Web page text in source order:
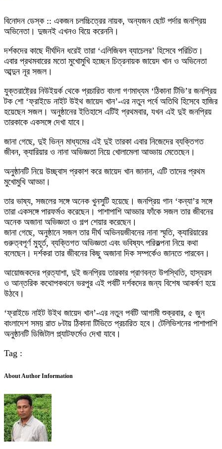
বিনোদন ডেস্ক :: একজন চলচ্চিত্রের নায়ক, অন্যজন ছোট পর্দার জনপ্রিয়
অভিনেতা। দুজনই এখনও বিয়ে করেননি।
দর্শকদের কাছে দীর্ঘদিন ধরেই তারা ‘এলিজিবল ব্যাচেলর’ হিসেবে পরিচিত।
এবার প্রথমবারের মতো মুখোমুখি হচ্ছেন চিত্রনায়ক জায়েদ খান ও অভিনেতা
আব্দুন নূর সজল।
যুক্তরাষ্ট্রের নিউইয়র্ক থেকে প্রচারিত বাংলা গণমাধ্যম ‘ঠিকানা টিভি’র জনপ্রিয়
টক শো ‘ফ্রাইডে নাইট উইথ জায়েদ খান’-এর নতুন পর্বে অতিথি হিসেবে হাজির
হয়েছেন সজল। অনুষ্ঠানের ইতিহাসে এটিই প্রথমবার, যখন এই দুই জনপ্রিয়
তারকাকে একসঙ্গে দেখা যাবে।
জানা গেছে, দুই ভিন্ন মাধ্যমের এই দুই তারকা এবার নিজেদের ব্যক্তিগত
জীবন, ক্যারিয়ার ও নানা অভিজ্ঞতা নিয়ে খোলামেলা আড্ডায় মেতেছেন।
অনুষ্ঠানটি নিয়ে উচ্ছ্বাস প্রকাশ করে জায়েদ খান জানান, এটি তাদের প্রথম
মুখোমুখি আড্ডা।
তার ভাষ্য, সজলের সঙ্গে অনেক খুনসুটি হয়েছে। জনপ্রিয় গান ‘কন্যা’র সঙ্গে
তারা একসঙ্গে পারফর্মও করেছেন। পাশাপাশি আড্ডার ফাঁকে সজল তার জীবনের
অনেক অজানা অভিজ্ঞতা ও গল্প শেয়ার করেছেন।
জানা গেছে, অনুষ্ঠানে সজল তার দীর্ঘ অভিনয়জীবনের নানা স্মৃতি, ক্যারিয়ারের
গুরুত্বপূর্ণ মুহূর্ত, ব্যক্তিগত অভিজ্ঞতা এবং ভবিষ্যৎ পরিকল্পনা নিয়ে কথা
বলেছেন। দর্শকরা তার জীবনের কিছু অজানা দিক সম্পর্কেও জানতে পারবেন।
আয়োজকদের প্রত্যাশা, দুই জনপ্রিয় তারকার প্রাণবন্ত উপস্থিতি, হাস্যরস
ও আন্তরিক কথোপকথনে ভরপুর এই পর্বটি দর্শকদের জন্য বিশেষ আকর্ষণ হয়ে
উঠবে।
‘ফ্রাইডে নাইট উইথ জায়েদ খান’-এর নতুন পর্বটি আগামী শুক্রবার, ৫ জুন
বাংলাদেশ সময় রাত ৮টায় ঠিকানা টিভিতে প্রচারিত হবে। টেলিভিশনের পাশাপাশি
অনুষ্ঠানটি ডিজিটাল প্ল্যাটফর্মেও দেখা যাবে।
Tag :
About Author Information